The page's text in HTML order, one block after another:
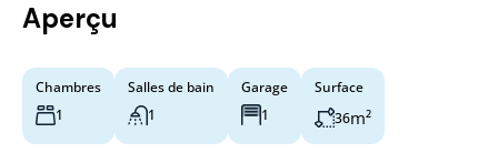
Aperçu
Chambres
1
Salles de bain
1
Garage
1
Surface
36m²